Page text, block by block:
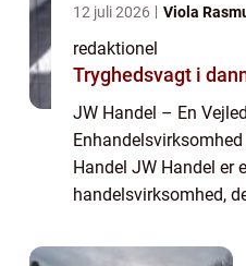
12 juli 2026 Viola
redaktionel
Tryghedsvagt i
JW Handel – En
Handel JW Handel er
handelsvirksomhed,
Virksomheden har